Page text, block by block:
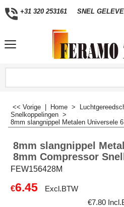
+31 320 253161 SNEL
<< Vorige Home >
Snelkoppelingen >
8mm slangnippel Metalen Universele
8mm slangnippel
8mm Compressor
FEW156428M
€6.45
Excl.BTW
€7.80